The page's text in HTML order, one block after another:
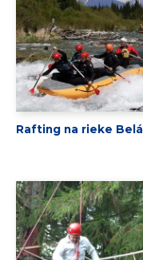
Rafting na rieke Belá